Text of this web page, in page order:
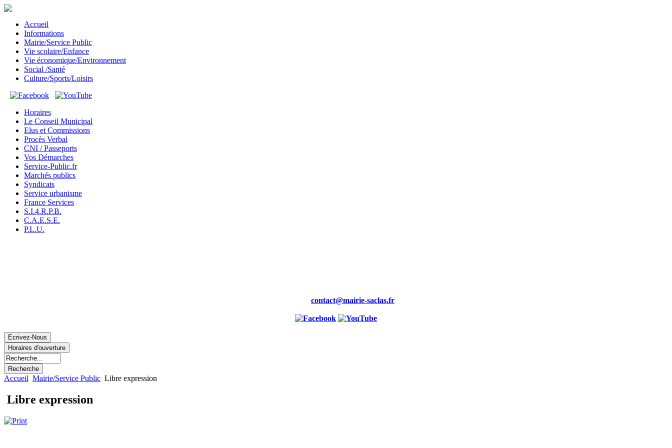
Accueil
Informations
Mairie/Service Public
Vie scolaire/Enfance
Vie économique/Environnement
Social /Santé
Culture/Sports/Loisirs
Horaires
Le Conseil Municipal
Elus et Commissions
Procès Verbal
CNI / Passeports
Vos Démarches
Service-Public.fr
Marchés publics
Syndicats
Service urbanisme
France Services
S.I.4.R.P.B.
C.A.E.S.E.
P.L.U.
contact@mairie-saclas.fr
Accueil Mairie/Service Public Libre expression
Libre expression